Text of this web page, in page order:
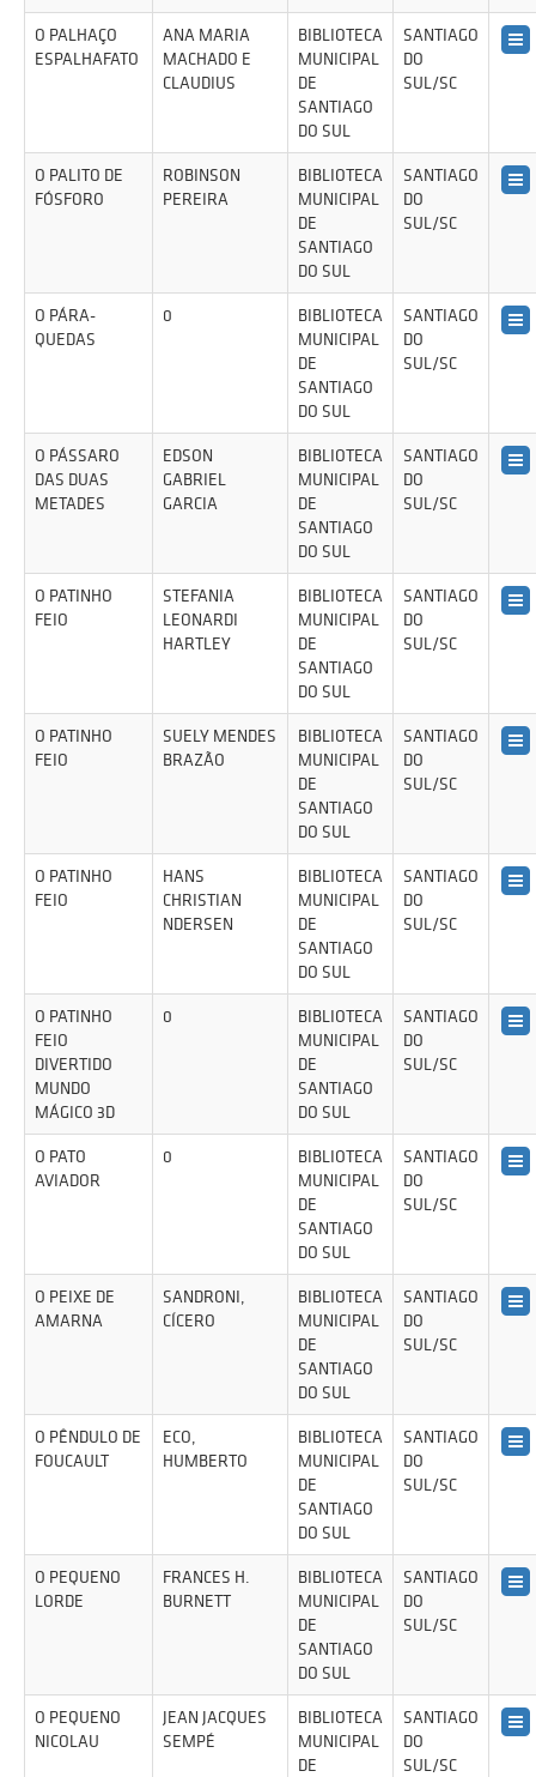
O PALHAÇO
ESPALHAFATO
ANA MARIA
MACHADO E
CLAUDIUS
BIBLIOTECA
MUNICIPAL
DE
SANTIAGO
DO SUL
SANTIAGO
DO
SUL/SC
O PALITO DE
FÓSFORO
ROBINSON
PEREIRA
BIBLIOTECA
MUNICIPAL
DE
SANTIAGO
DO SUL
SANTIAGO
DO
SUL/SC
O PÁRA-
QUEDAS
0
BIBLIOTECA
MUNICIPAL
DE
SANTIAGO
DO SUL
SANTIAGO
DO
SUL/SC
O PÁSSARO
DAS DUAS
METADES
EDSON
GABRIEL
GARCIA
BIBLIOTECA
MUNICIPAL
DE
SANTIAGO
DO SUL
SANTIAGO
DO
SUL/SC
O PATINHO
FEIO
STEFANIA
LEONARDI
HARTLEY
BIBLIOTECA
MUNICIPAL
DE
SANTIAGO
DO SUL
SANTIAGO
DO
SUL/SC
O PATINHO
FEIO
SUELY MENDES
BRAZÃO
BIBLIOTECA
MUNICIPAL
DE
SANTIAGO
DO SUL
SANTIAGO
DO
SUL/SC
O PATINHO
FEIO
HANS
CHRISTIAN
NDERSEN
BIBLIOTECA
MUNICIPAL
DE
SANTIAGO
DO SUL
SANTIAGO
DO
SUL/SC
O PATINHO
FEIO
DIVERTIDO
MUNDO
MÁGICO 3D
0
BIBLIOTECA
MUNICIPAL
DE
SANTIAGO
DO SUL
SANTIAGO
DO
SUL/SC
O PATO
AVIADOR
0
BIBLIOTECA
MUNICIPAL
DE
SANTIAGO
DO SUL
SANTIAGO
DO
SUL/SC
O PEIXE DE
AMARNA
SANDRONI,
CÍCERO
BIBLIOTECA
MUNICIPAL
DE
SANTIAGO
DO SUL
SANTIAGO
DO
SUL/SC
O PÊNDULO DE
FOUCAULT
ECO,
HUMBERTO
BIBLIOTECA
MUNICIPAL
DE
SANTIAGO
DO SUL
SANTIAGO
DO
SUL/SC
O PEQUENO
LORDE
FRANCES H.
BURNETT
BIBLIOTECA
MUNICIPAL
DE
SANTIAGO
DO SUL
SANTIAGO
DO
SUL/SC
O PEQUENO
NICOLAU
JEAN JACQUES
SEMPÉ
BIBLIOTECA
MUNICIPAL
DE
SANTIAGO
DO
SUL/SC